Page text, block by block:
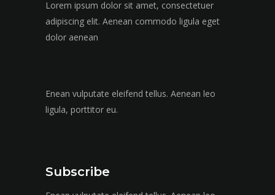
Lorem ipsum dolor sit amet, consectetuer
adipiscing elit. Aenean commodo ligula eget
dolor aenean
Enean vulputate eleifend tellus. Aenean leo
ligula, porttitor eu.
Subscribe